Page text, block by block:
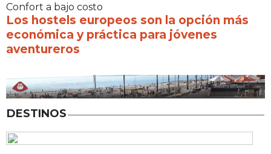
Confort a bajo costo
Los hostels europeos son la opción más
económica y práctica para jóvenes
aventureros
DESTINOS